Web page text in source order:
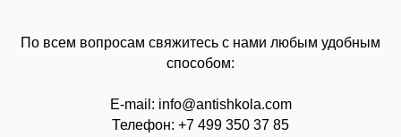
По всем вопросам свяжитесь с нами любым удобным
способом:
E-mail: info@antishkola.com
Телефон: +7 499 350 37 85